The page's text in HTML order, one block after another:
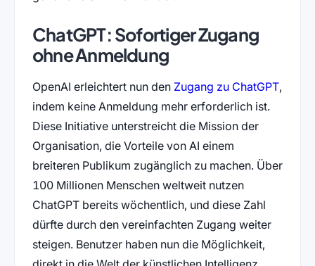
ChatGPT: Sofortiger Zugang
ohne Anmeldung
OpenAI erleichtert nun den Zugang zu ChatGPT(öffnet
,
indem keine Anmeldung mehr erforderlich ist.
Diese Initiative unterstreicht die Mission der
Organisation, die Vorteile von AI einem
breiteren Publikum zugänglich zu machen. Über
100 Millionen Menschen weltweit nutzen
ChatGPT bereits wöchentlich, und diese Zahl
dürfte durch den vereinfachten Zugang weiter
steigen. Benutzer haben nun die Möglichkeit,